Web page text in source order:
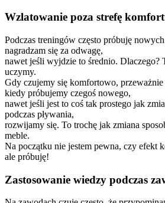
Wzlatowanie poza strefę
Podczas treningów często próbuję
nagradzam się za odwagę,
nawet jeśli wyjdzie to średnio. Dlaczego?
uczymy.
Gdy czujemy się komfortowo,
kiedy próbujemy czegoś nowego,
nawet jeśli jest to coś tak prostego jak
podczas pływania,
rozwijamy się. To trochę jak zmiana
meble.
Na początku nie jestem pewna, czy efekt
ale próbuję!
Zastosowanie wiedzy podczas